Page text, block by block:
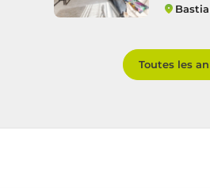
Bastia
Toutes les